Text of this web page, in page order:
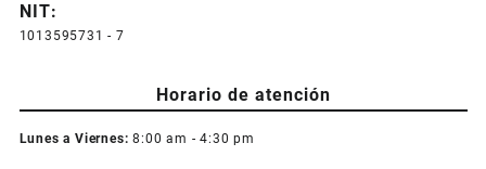
NIT:
1013595731 - 7
Horario de atención
Lunes a Viernes: 8:00 am - 4:30 pm